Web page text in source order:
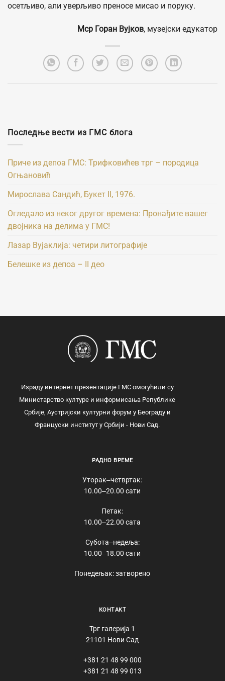
осетљиво, али уверљиво преносе мисао и поруку.
Мср Горан Вујков, музејски едукатор
Последње вести из ГМС блога
Приче из депоа ГМС: Трифковићев трг – породица
Огњановић
Мирослава Сандић, Букет II, 1976.
Огледало из неког другог времена: Пронађите вашег
двојника на делима у ГМС!
Лазар Вујаклија: четири литографије
Белешке из депоа – II део
Израду интернет презентације ГМС омогућили су
Министарство културе и информисања Републике
Србије, Аустријски културни форум у Београду и
Француски институт у Србији - Нови Сад.
РАДНО ВРЕМЕ
Уторак‒четвртак:
10.00‒20.00 сати
Петак:
10.00‒22.00 сата
Субота‒недеља:
10.00‒18.00 сати
Понедељак: затворено
КОНТАКТ
Трг галерија 1
21101 Нови Сад
+381 21 48 99 000
+381 21 48 99 013